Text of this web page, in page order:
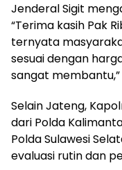
Jenderal Sigit
“Terima kasih Pak
ternyata
sesuai dengan
sangat membantu,”
Selain Jateng,
dari Polda
Polda Sulawesi
evaluasi rutin dan